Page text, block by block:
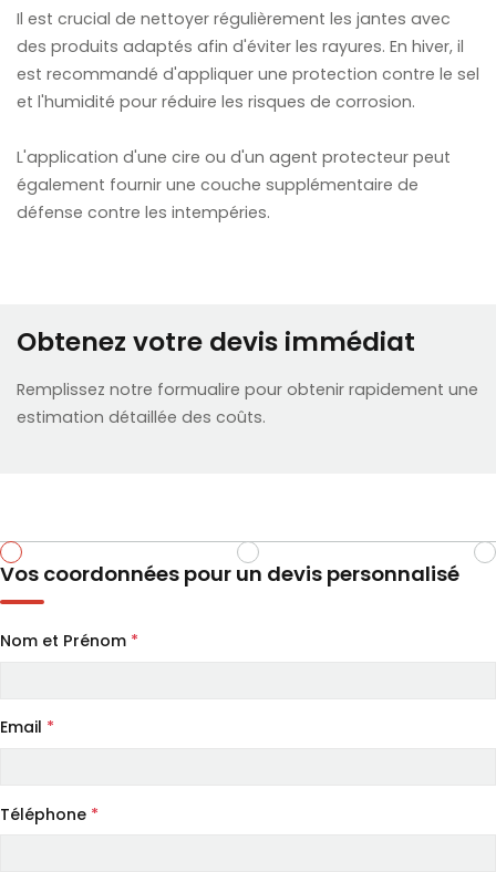
Il est crucial de nettoyer régulièrement les jantes avec
des produits adaptés afin d'éviter les rayures. En hiver, il
est recommandé d'appliquer une protection contre le sel
et l'humidité pour réduire les risques de corrosion.
L'application d'une cire ou d'un agent protecteur peut
également fournir une couche supplémentaire de
défense contre les intempéries.
Obtenez votre devis immédiat
Remplissez notre formualire pour obtenir rapidement une
estimation détaillée des coûts.
Vos coordonnées pour un devis personnalisé
Nom et Prénom *
Email *
Téléphone *